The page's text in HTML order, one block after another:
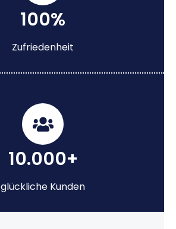
100%
Zufriedenheit
10.000+
glückliche Kunden